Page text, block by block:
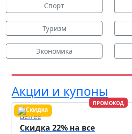
Спорт
Туризм
Экономика
Акции и купоны
ПРОМОКОД
Befree
Скидка 22% на все